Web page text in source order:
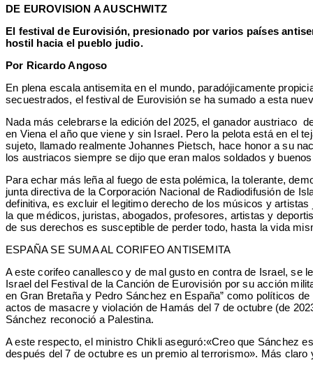
DE EUROVISION A AUSCHWITZ
El festival de Eurovisión, presionado por varios países
hostil hacia el pueblo judio.
Por Ricardo Angoso
En plena escala antisemita en el mundo, paradójicamente
secuestrados, el festival de Eurovisión se ha sumado a esta
Nada más celebrarse la edición del 2025, el ganador austriaco
en Viena el año que viene y sin Israel. Pero la pelota está en el
sujeto, llamado realmente Johannes Pietsch, hace honor a su
los austriacos siempre se dijo que eran malos soldados y
Para echar más leña al fuego de esta polémica, la tolerante,
junta directiva de la Corporación Nacional de Radiodifusión de
definitiva, es excluir el legitimo derecho de los músicos y
la que médicos, juristas, abogados, profesores, artistas y
de sus derechos es susceptible de perder todo, hasta la vida
ESPAÑA SE SUMA AL CORIFEO ANTISEMITA
A este corifeo canallesco y de mal gusto en contra de Israel, se
Israel del Festival de la Canción de Eurovisión por su acción
en Gran Bretaña y Pedro Sánchez en España” como políticos
actos de masacre y violación de Hamás del 7 de octubre (de
Sánchez reconoció a Palestina.
A este respecto, el ministro Chikli aseguró:«Creo que Sánchez
después del 7 de octubre es un premio al terrorismo». Más